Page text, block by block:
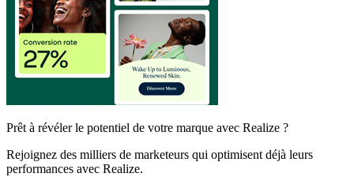
Prêt à révéler le potentiel de votre marque avec Realize ?
Rejoignez des milliers de marketeurs qui optimisent déjà leurs
performances avec Realize.